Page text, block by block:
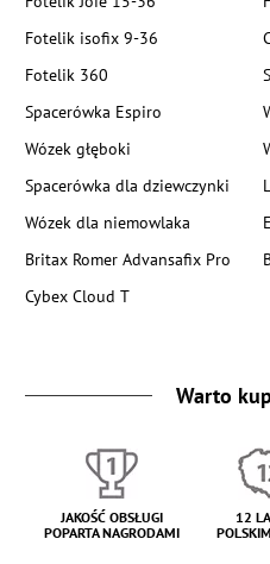
Fotelik isofix 9-36
Fotelik 360
Spacerówka Espiro
Wózek głęboki
Spacerówka dla dziewczynki
Wózek dla niemowlaka
Britax Romer Advansafix Pro
Cybex Cloud T
Warto
JAKOŚĆ OBSŁUGI
POPARTA NAGRODAMI
12